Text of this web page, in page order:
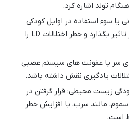
تولد اشاره کرد.
یا سوء استفاده در اوایل کودکی
ممکن است بر رشد مغز تاثیر بگذارد و خطر اختلالات LD را
سر یا عفونت های سیستم عصبی
یادگیری نقش داشته باشد.
زیست محیطی: قرار گرفتن در
مانند سرب، با افزایش خطر
است.